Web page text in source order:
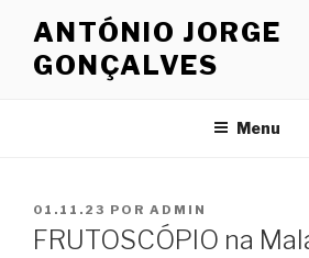
ANTÓNIO JORGE
GONÇALVES
Menu
PUBLICADO
EM
01.11.23 POR ADMIN
FRUTOSCÓPIO na